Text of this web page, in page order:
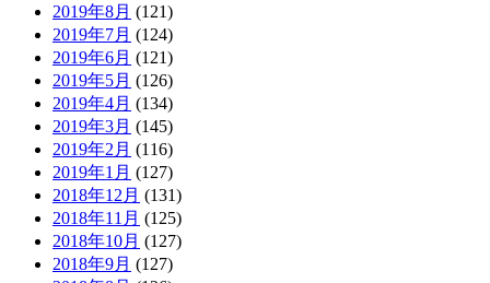
2019年8月 (121)
2019年7月 (124)
2019年6月 (121)
2019年5月 (126)
2019年4月 (134)
2019年3月 (145)
2019年2月 (116)
2019年1月 (127)
2018年12月 (131)
2018年11月 (125)
2018年10月 (127)
2018年9月 (127)